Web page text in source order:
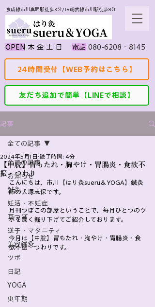
京成線市川真間駅徒歩3分/JR総武線市川駅徒歩8分
​OPEN ​木 金 土 日 ​電話 080-6208‐8145
24時間受付【WEB予約はこちら】
友だち追加で簡単【LINEで相談】
記事
全ての記事
お知らせ
鍼灸
妊活・不妊症
耳つぼ
逆子・マタニティ
美容鍼灸
ツボ
日記
YOGA
更年期
全ての記事
【中脘】胃もたれ・胸やけ・胃腸炎・食欲不
振・つわり
2024年5月1日 読了時間: 4分
こんにちは、市川【はり灸sueru＆YOGA】鍼灸
師の犬塚志保です。
月刊つぼこの部屋ということで、毎月ひとつのツ
ボを深く掘り下げてご紹介しております。
今月は【中脘】胃もたれ・胸やけ・胃腸炎・食
欲不振・つわりです。